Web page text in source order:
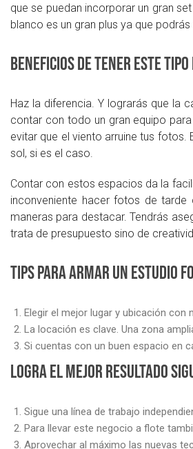
que se puedan incorporar un gran
blanco es un gran plus ya que
Beneficios de tener este tipo
Haz la diferencia. Y lograrás que la
contar con todo un gran equipo
evitar que el viento arruine tus
sol, si es el caso.
Contar con estos espacios da la
inconveniente hacer fotos de
maneras para destacar. Tendrás
trata de presupuesto sino de
Tips para armar un estudio
Elegir el mejor lugar y ubicación
La locación es clave. Una zona
Si cuentas con un buen espacio en
Logra el mejor resultado
Sigue una línea de trabajo
Para llevar este negocio a flote
Aprovechar al máximo las nuevas